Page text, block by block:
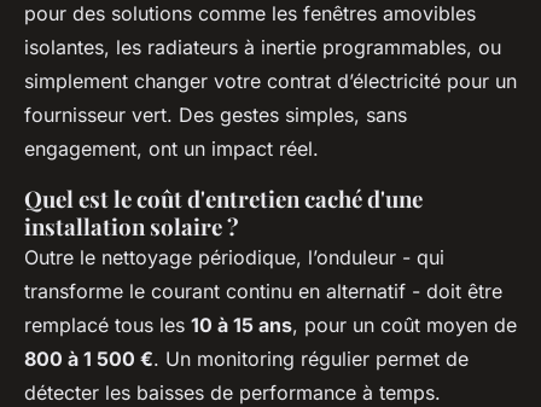
pour des solutions comme les fenêtres amovibles
isolantes, les radiateurs à inertie programmables, ou
simplement changer votre contrat d’électricité pour un
fournisseur vert. Des gestes simples, sans
engagement, ont un impact réel.
Quel est le coût d'entretien caché d'une
installation solaire ?
Outre le nettoyage périodique, l’onduleur - qui
transforme le courant continu en alternatif - doit être
remplacé tous les 10 à 15 ans, pour un coût moyen de
800 à 1 500 €. Un monitoring régulier permet de
détecter les baisses de performance à temps.